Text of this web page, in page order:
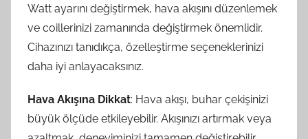
Watt ayarını değiştirmek, hava akışını düzenlemek
ve coillerinizi zamanında değiştirmek önemlidir.
Cihazınızı tanıdıkça, özelleştirme seçeneklerinizi
daha iyi anlayacaksınız.
Hava Akışına Dikkat: Hava akışı, buhar çekişinizi
büyük ölçüde etkileyebilir. Akışınızı artırmak veya